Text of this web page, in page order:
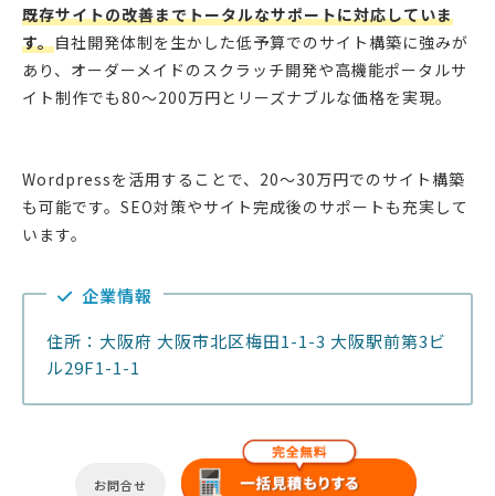
既存サイトの改善までトータルなサポートに対応していま
す。自社開発体制を生かした低予算でのサイト構築に強みが
あり、オーダーメイドのスクラッチ開発や高機能ポータルサ
イト制作でも80〜200万円とリーズナブルな価格を実現。
Wordpressを活用することで、20〜30万円でのサイト構築
も可能です。SEO対策やサイト完成後のサポートも充実して
います。
企業情報
住所：大阪府 大阪市北区梅田1-1-3 大阪駅前第3ビ
ル29F1-1-1
お問合せ